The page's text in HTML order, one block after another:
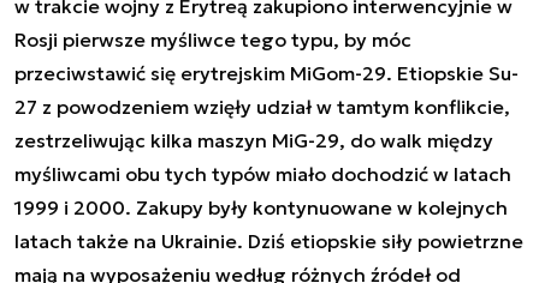
w trakcie wojny z Erytreą zakupiono interwencyjnie w
Rosji pierwsze myśliwce tego typu, by móc
przeciwstawić się erytrejskim MiGom-29. Etiopskie Su-
27 z powodzeniem wzięły udział w tamtym konflikcie,
zestrzeliwując kilka maszyn MiG-29, do walk między
myśliwcami obu tych typów miało dochodzić w latach
1999 i 2000. Zakupy były kontynuowane w kolejnych
latach także na Ukrainie. Dziś etiopskie siły powietrzne
mają na wyposażeniu według różnych źródeł od